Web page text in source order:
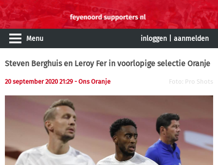
Menu inloggen aanmelden
Steven Berghuis en Leroy Fer in voorlopige selectie Oranje
20 september 2020 21:29 - Ons Oranje Foto: Pro Shots